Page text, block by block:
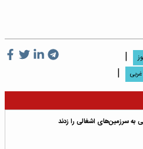
|
|
به سرزمین‌های اشغالی را زدند